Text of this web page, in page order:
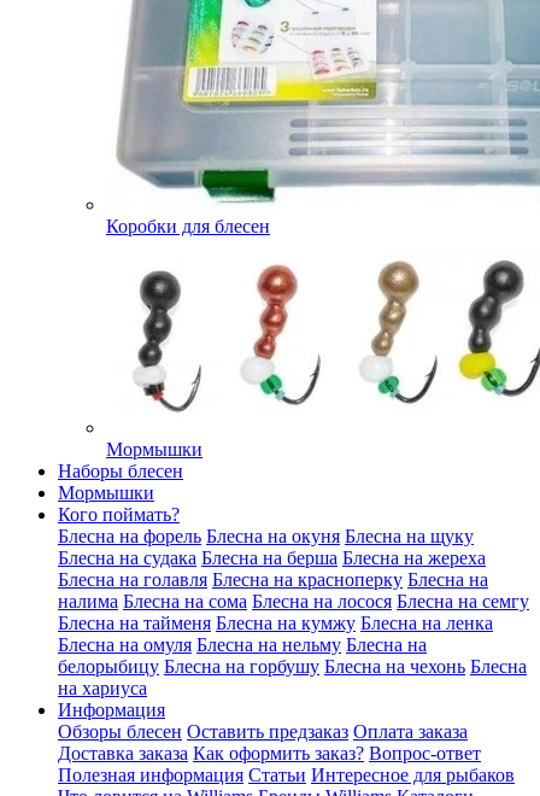
Коробки для блесен
Мормышки
Наборы блесен
Мормышки
Кого поймать?
Блесна на форель Блесна на окуня Блесна на щуку
Блесна на судака Блесна на берша Блесна на жереха
Блесна на голавля Блесна на красноперку Блесна на
налима Блесна на сома Блесна на лосося Блесна на семгу
Блесна на тайменя Блесна на кумжу Блесна на ленка
Блесна на омуля Блесна на нельму Блесна на
белорыбицу Блесна на горбушу Блесна на чехонь Блесна
на хариуса
Информация
Обзоры блесен Оставить предзаказ Оплата заказа
Доставка заказа Как оформить заказ? Вопрос-ответ
Полезная информация Статьи Интересное для рыбаков